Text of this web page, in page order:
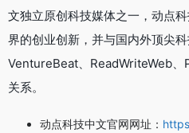
文独立原创科技媒体之一，动点
界的创业创新，并与国内外顶尖
VentureBeat、ReadWriteWeb
关系。
动点科技中文官网网址：